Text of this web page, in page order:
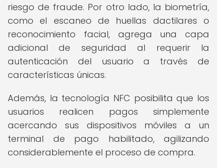
riesgo de fraude. Por otro lado, la biometría,
como el escaneo de huellas dactilares o
reconocimiento facial, agrega una capa
adicional de seguridad al requerir la
autenticación del usuario a través de
características únicas.
Además, la tecnología NFC posibilita que los
usuarios realicen pagos simplemente
acercando sus dispositivos móviles a un
terminal de pago habilitado, agilizando
considerablemente el proceso de compra.